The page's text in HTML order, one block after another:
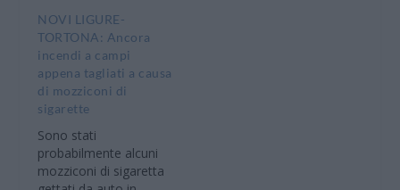
NOVI LIGURE-
TORTONA: Ancora
incendi a campi
appena tagliati a causa
di mozziconi di
sigarette
Sono stati
probabilmente alcuni
mozziconi di sigaretta